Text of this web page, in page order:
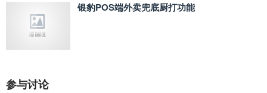
银豹POS端外卖兜底厨打功能
参与讨论